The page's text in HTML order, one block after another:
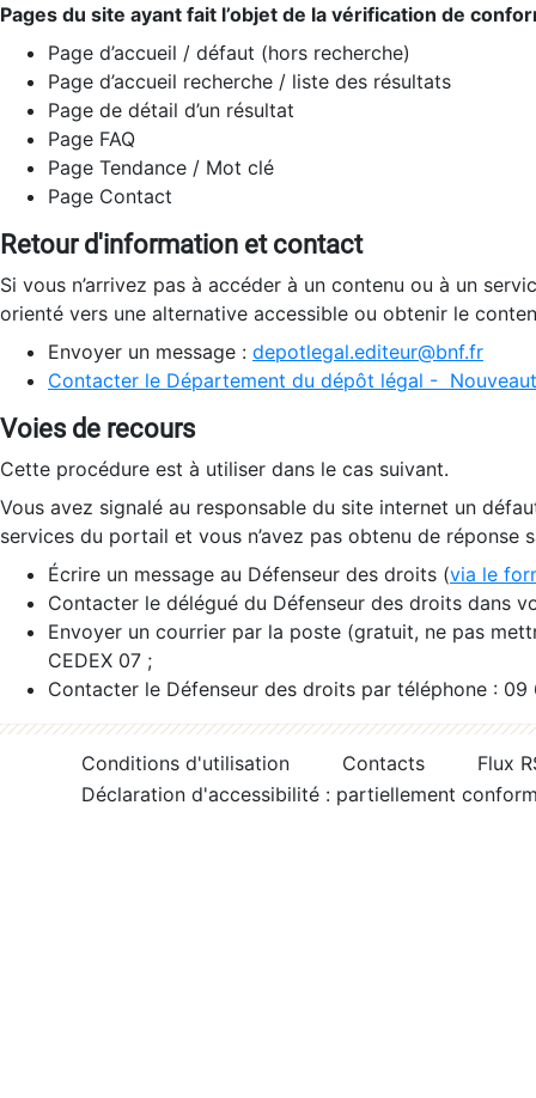
Pages du site ayant fait l’objet de la vérification de
Page d’accueil / défaut (hors recherche)
Page d’accueil recherche / liste des résultats
Page de détail d’un résultat
Page FAQ
Page Tendance / Mot clé
Page Contact
Retour d'information et contact
Si vous n’arrivez pas à accéder à un contenu ou à un
orienté vers une alternative accessible ou obtenir le
Envoyer un message : depotlegal.editeur@bnf.fr
Contacter le Département du dépôt légal -
Voies de recours
Cette procédure est à utiliser dans le cas suivant.
Vous avez signalé au responsable du site internet un
services du portail et vous n’avez pas obtenu de réponse
Écrire un message au Défenseur des droits (via le
Contacter le délégué du Défenseur des droits dans
Envoyer un courrier par la poste (gratuit, ne pas
CEDEX 07 ;
Contacter le Défenseur des droits par téléphone :
Conditions d'utilisation Contacts
Flux
Déclaration d'accessibilité : partiellement